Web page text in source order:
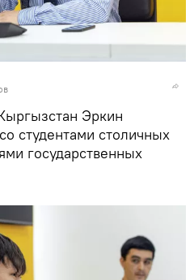
Эркин
студентами столичных
государственных